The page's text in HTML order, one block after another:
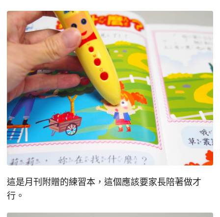
這是月刊附贈的練習本，這個應該要家長陪著做才
行。